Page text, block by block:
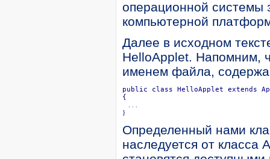
операционной системы
компьютерной
Далее в исходном
HelloApplet. Напомним,
именем файла,
public class HelloApplet extends
{
}
Определенный нами
наследуется от класса